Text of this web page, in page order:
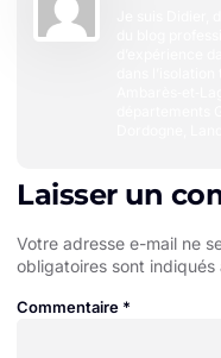
Laisser un
Votre adresse e-mail ne
obligatoires sont indiqués
Commentaire *